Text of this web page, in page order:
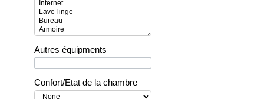
Autres équipments
Confort/Etat de la chambre